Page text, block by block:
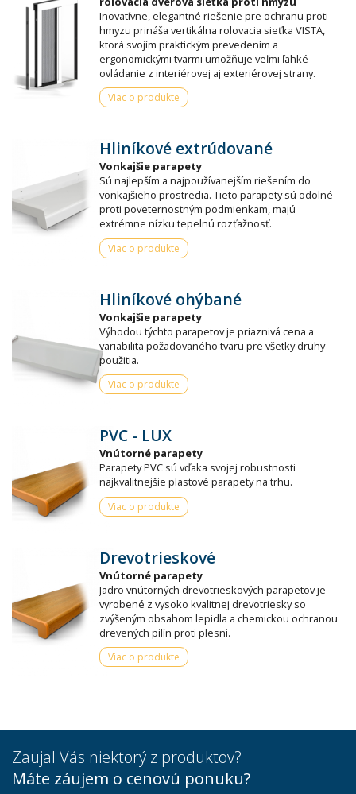
Inovatívne, elegantné riešenie pre ochranu proti
hmyzu prináša vertikálna rolovacia sieťka VISTA,
ktorá svojím praktickým prevedením a
ergonomickými tvarmi umožňuje veľmi ľahké
ovládanie z interiérovej aj exteriérovej strany.
Viac o produkte
Hliníkové extrúdované
Vonkajšie parapety
Sú najlepším a najpoužívanejším riešením do
vonkajšieho prostredia. Tieto parapety sú odolné
proti poveternostným podmienkam, majú
extrémne nízku tepelnú rozťažnosť.
Viac o produkte
Hliníkové ohýbané
Vonkajšie parapety
Výhodou týchto parapetov je priaznivá cena a
variabilita požadovaného tvaru pre všetky druhy
použitia.
Viac o produkte
PVC - LUX
Vnútorné parapety
Parapety PVC sú vďaka svojej robustnosti
najkvalitnejšie plastové parapety na trhu.
Viac o produkte
Drevotrieskové
Vnútorné parapety
Jadro vnútorných drevotrieskových parapetov je
vyrobené z vysoko kvalitnej drevotriesky so
zvýšeným obsahom lepidla a chemickou ochranou
drevených pilín proti plesni.
Viac o produkte
Zaujal Vás niektorý z produktov?
Máte záujem o cenovú ponuku?